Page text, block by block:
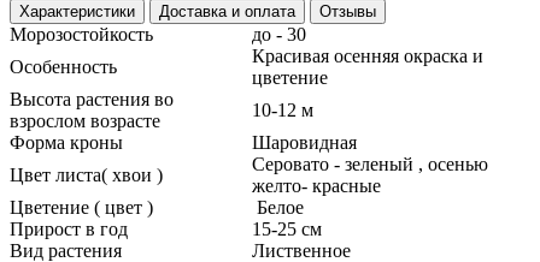
Характеристики
Доставка и оплата Отзывы
Морозостойкость
до - 30
Особенность
Красивая осенняя окраска и
цветение
Высота растения во
взрослом возрасте
10-12 м
Форма кроны
Шаровидная
Цвет листа( хвои )
Серовато - зеленый , осенью
желто- красные
Цветение ( цвет )
Белое
Прирост в год
15-25 см
Вид растения
Лиственное